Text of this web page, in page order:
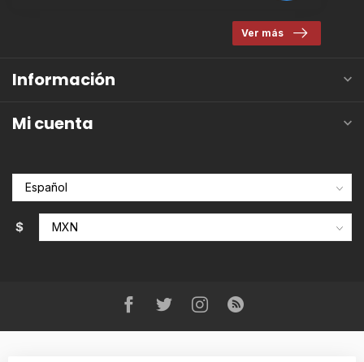
Ver más
Información
Mi cuenta
$